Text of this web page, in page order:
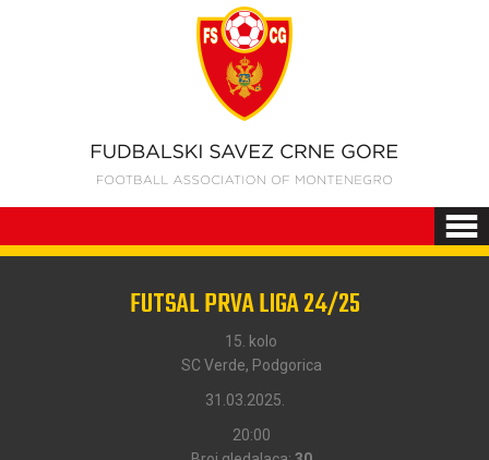
FUTSAL PRVA LIGA 24/25
15. kolo
SC Verde, Podgorica
31.03.2025.
20:00